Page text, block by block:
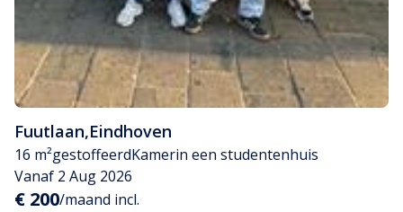
Fuutlaan,Eindhoven
16 m²gestoffeerdKamerin een studentenhuis
Vanaf 2 Aug 2026
€ 200/maand incl.